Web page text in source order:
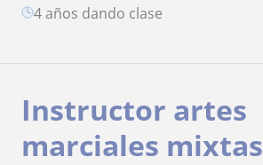
4 años dando clase
Instructor artes
marciales mixtas